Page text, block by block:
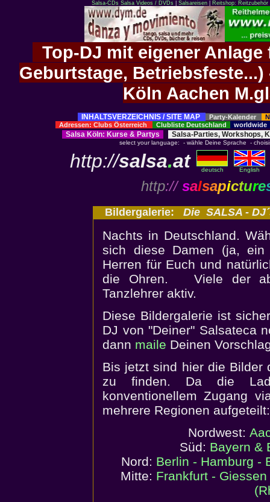
Salsa-CDs Salsa Videos / DVDs| Salsareisen| Reitshop:
Top-DJ mit eigener
Geburtstage,
Köln Aachen
INHALTSVERZEICHNIS / SITE MAP Party-Kalender
Adressen: Clubs Österreich
Clubliste Deutschland worldwide
Salsa Köln: Kurse& Partys Salsa-Parties, Workshops,
select your language: - wähle Deine Sprache -
http://salsa.at deutsch English
http:// salsapicture
Bildergalerie: Die SALSA -
Nachts in Deutschland.
sich diese Damen (ja,
Herren für Euch und
die Ohren. Viele der
Tanzlehrer aktiv.
Diese Bildergalerie ist
DJ von "Deiner" Salsateca
dann maile Deinen
Bis jetzt sind hier die Bilder
zu finden. Da die
konventionellem Zugang
mehrere Regionen aufgeteilt:
Nordwest:
Süd: Bayern &
Nord: Berlin - Hamburg -
Mitte: Frankfurt -